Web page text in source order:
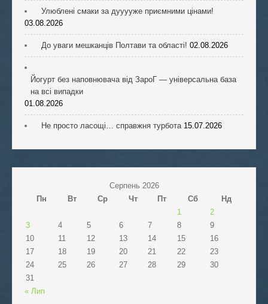
Улюблені смаки за дууууже приємними цінами!
03.08.2026
До уваги мешканців Полтави та області! 02.08.2026
Йогурт без наповнювача від ЗароГ — універсальна база
на всі випадки
01.08.2026
Не просто ласощі… справжня турбота 15.07.2026
Серпень 2026
Пн
Вт Ср Чт Пт Сб
Нд
1
2
3
4 5 6 7 8
9
10
11 12 13 14 15
16
17
18 19 20 21 22
23
24
25 26 27 28 29
30
31
« Лип